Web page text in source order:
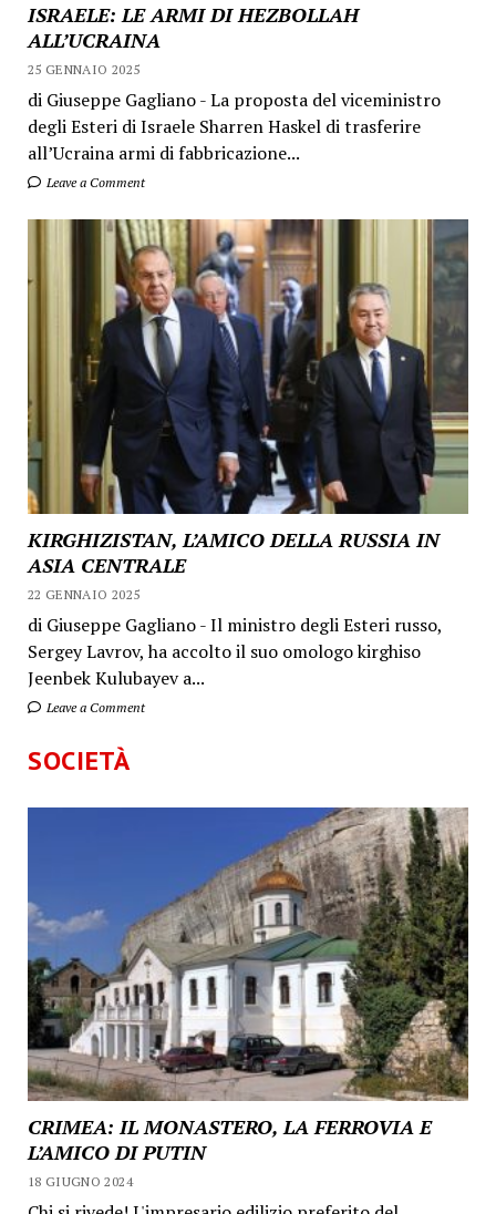
ISRAELE: LE ARMI DI HEZBOLLAH
ALL’UCRAINA
25 GENNAIO 2025
di Giuseppe Gagliano - La proposta del viceministro
degli Esteri di Israele Sharren Haskel di trasferire
all’Ucraina armi di fabbricazione...
Leave a Comment
KIRGHIZISTAN, L’AMICO DELLA RUSSIA IN
ASIA CENTRALE
22 GENNAIO 2025
di Giuseppe Gagliano - Il ministro degli Esteri russo,
Sergey Lavrov, ha accolto il suo omologo kirghiso
Jeenbek Kulubayev a...
Leave a Comment
SOCIETÀ
CRIMEA: IL MONASTERO, LA FERROVIA E
L’AMICO DI PUTIN
18 GIUGNO 2024